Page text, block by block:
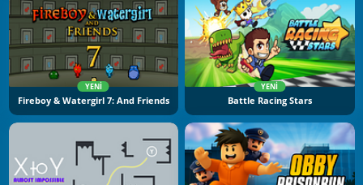
YENI
Fireboy & Watergirl 7: And Friends
YENI
Battle Racing Stars